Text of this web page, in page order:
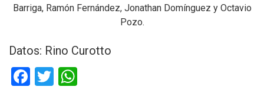
Barriga, Ramón Fernández, Jonathan Domínguez y Octavio
Pozo.
Datos: Rino Curotto
F
T